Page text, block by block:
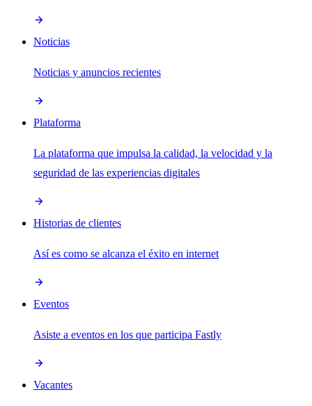
Noticias
Noticias y anuncios recientes
Plataforma
La plataforma que impulsa la calidad, la velocidad y la
seguridad de las experiencias digitales
Historias de clientes
Así es como se alcanza el éxito en internet
Eventos
Asiste a eventos en los que participa Fastly
Vacantes